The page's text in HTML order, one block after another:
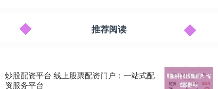
推荐阅读
炒股配资平台 线上股票配资门户：一站式配
资服务平台